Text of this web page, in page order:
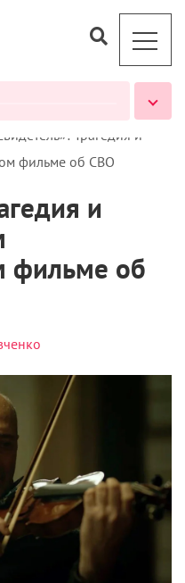
Трагедия и
фильме об СВО
и
фильме об